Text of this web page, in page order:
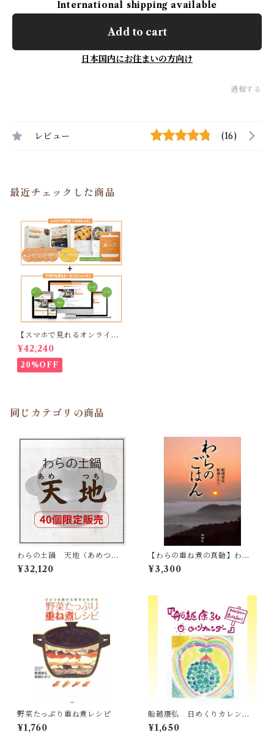
International shipping available
Add to cart
日本国内にお住まいの方向け
通報する
レビュー (16)
最近チェックした商品
【スマホで見れるオンライン
版（30000円）付き】わらの
重ね煮料理教室 DVD&COO
KBOOK
¥42,240
20%OFF
同じカテゴリの商品
わらの土鍋 天地（あめつ
ち）
¥32,120
【わらの重ね煮の真髄】わら
のごはん
¥3,300
野菜たっぷり重ね煮レシピ
¥1,760
船越康弘 日めくりカレンダ
ー
¥1,650